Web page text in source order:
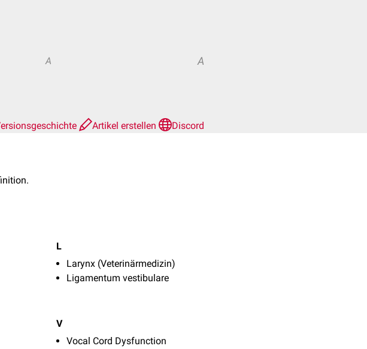
A A
Artikel erstellen Discord
L
Larynx (Veterinärmedizin)
Ligamentum vestibulare
V
Vocal Cord Dysfunction